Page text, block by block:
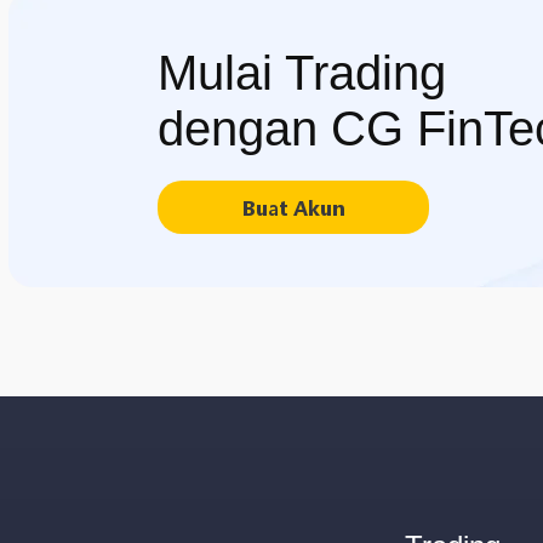
Mulai Trading
dengan CG
Buat Akun